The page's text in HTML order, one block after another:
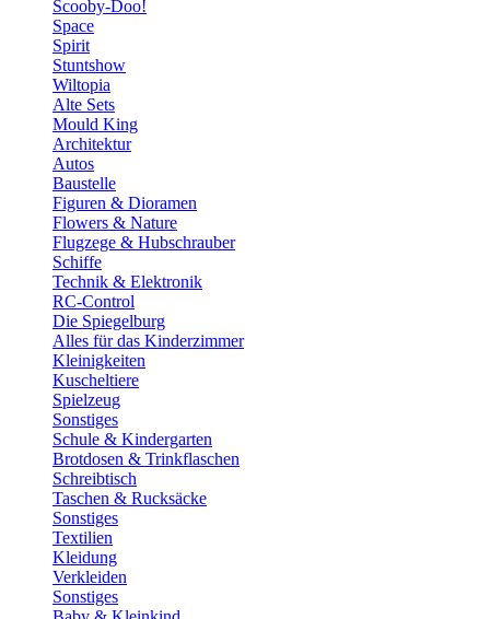
Scooby-Doo!
Space
Spirit
Stuntshow
Wiltopia
Alte Sets
Mould King
Architektur
Autos
Baustelle
Figuren & Dioramen
Flowers & Nature
Flugzege & Hubschrauber
Schiffe
Technik & Elektronik
RC-Control
Die Spiegelburg
Alles für das Kinderzimmer
Kleinigkeiten
Kuscheltiere
Spielzeug
Sonstiges
Schule & Kindergarten
Brotdosen & Trinkflaschen
Schreibtisch
Taschen & Rucksäcke
Sonstiges
Textilien
Kleidung
Verkleiden
Sonstiges